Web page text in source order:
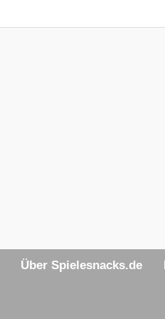
Über Spielesnacks.de